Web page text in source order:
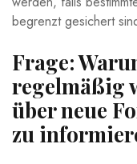
begrenzt gesichert
Frage:
regelmäßig
über neue
zu